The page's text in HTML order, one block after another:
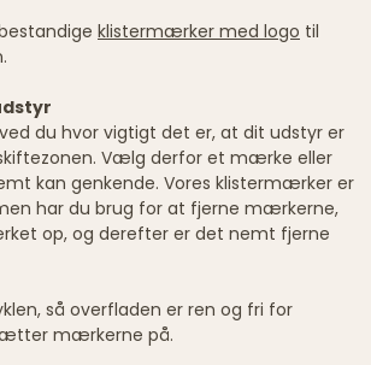
klistermærker med logo til
du hvor vigtigt det er, at dit udstyr er
Vælg derfor et mærke eller
kan genkende. Vores klistermærker er
har du brug for at fjerne mærkerne,
op, og derefter er det nemt fjerne
så overfladen er ren og fri for
mærkerne på.